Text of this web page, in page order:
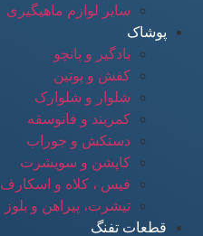
سایر لوازم ماهیگیری
پوشاک
بادگیر و پانچو
کفش و پوتین
شلوار و شلوارک
کمربند و فانوسقه
دستکش و جوراب
کاپشن و سویشرت
فیس ، کلاه و اسکارف
تیشرت، پیراهن و بلوز
قطعات تفنگ